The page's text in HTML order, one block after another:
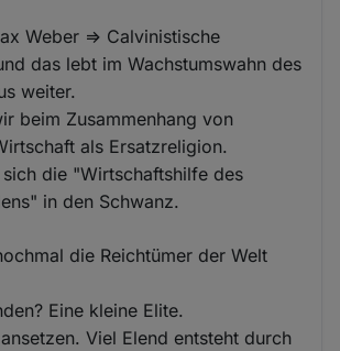
Weber => Calvinistische
das lebt im Wachstumswahn des
weiter.
beim Zusammenhang von
als Ersatzreligion.
die "Wirtschaftshilfe des
in den Schwanz.
die Reichtümer der Welt
Eine kleine Elite.
Viel Elend entsteht durch